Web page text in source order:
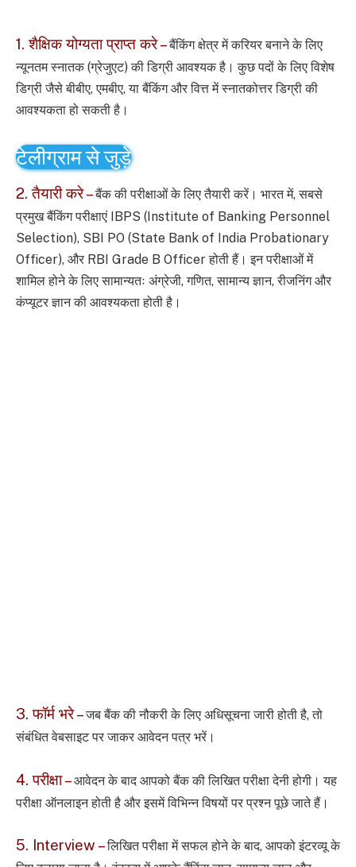
1. शैक्षिक योग्यता प्राप्त करे –बैंकिंग क्षेत्र में करियर बनाने के लिए
न्यूनतम स्नातक (ग्रेजुएट) की डिग्री आवश्यक है। कुछ पदों के लिए विशेष
डिग्री जैसे बीबीए, एमबीए, या बैंकिंग और वित्त में स्नातकोत्तर डिग्रीकी
आवश्यकता हो सकती है।
टेलीग्राम से जुड़े
2. तैयारी करे –बैंक की परीक्षाओं के लिए तैयारी करें। भारत में, सबसे
प्रमुख बैंकिंग परीक्षाएं IBPS (Institute of Banking Personnel
Selection), SBI PO (State Bank of India Probationary
Officer), और RBI Grade B Officer होती हैं।इन परीक्षाओं में
शामिल होने के लिए सामान्यतः अंग्रेजी, गणित, सामान्य ज्ञान, रीजनिंग और
कंप्यूटर ज्ञान की आवश्यकता होती है।
3. फॉर्म भरे –जब बैंक की नौकरी के लिए अधिसूचना जारी होती है, तो
संबंधित वेबसाइट पर जाकर आवेदन पत्र भरें।
4. परीक्षा –आवेदन के बाद आपको बैंक की लिखित परीक्षा देनी होगी। यह
परीक्षा ऑनलाइन होती है और इसमें विभिन्न विषयों पर प्रश्न पूछे जाते हैं।
5. Interview –लिखित परीक्षा में सफल होने के बाद, आपको इंटरव्यू के